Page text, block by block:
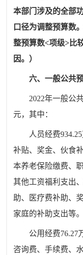
本部门涉及的全部
口径为调整预算数
整预算数<项级> 比
因。）
六、一般公共
2022年一般公
元，其中：
人员经费934.25
补贴、奖金、伙食
本养老保险缴费、
其他工资福利支出
助、医疗费补助、
家庭的补助支出等。
公用经费76.27
咨询费、手续费、